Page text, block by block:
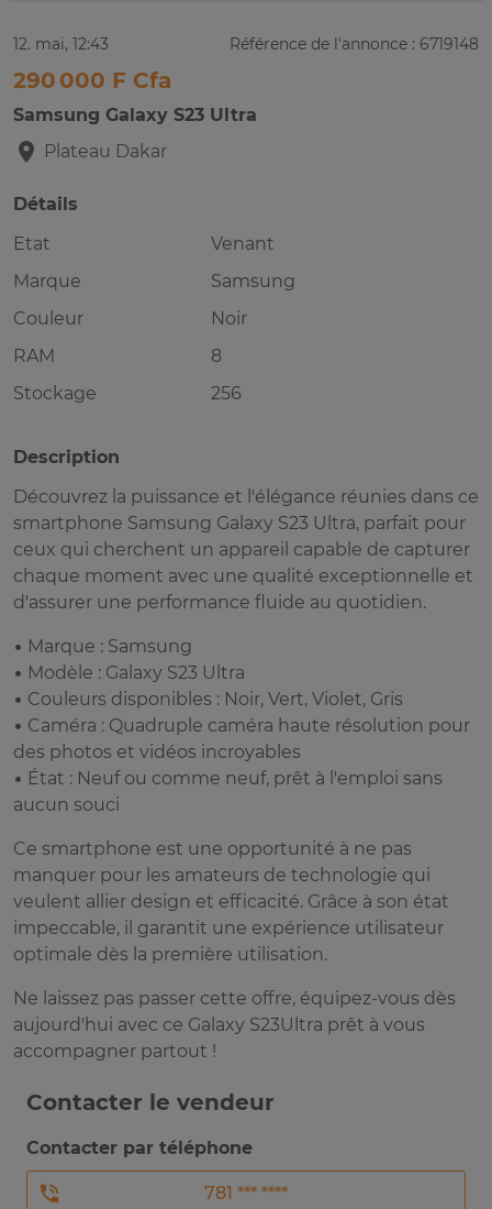
12. mai, 12:43 Référence de l'annonce : 6719148
290 000 F Cfa
Samsung Galaxy S23 Ultra
Plateau Dakar
Détails
Etat
Venant
Marque
Samsung
Couleur
Noir
RAM
8
Stockage
256
Description
Découvrez la puissance et l'élégance réunies dans ce
smartphone Samsung Galaxy S23 Ultra, parfait pour
ceux qui cherchent un appareil capable de capturer
chaque moment avec une qualité exceptionnelle et
d'assurer une performance fluide au quotidien.
• Marque : Samsung
• Modèle : Galaxy S23 Ultra
• Couleurs disponibles : Noir, Vert, Violet, Gris
• Caméra : Quadruple caméra haute résolution pour
des photos et vidéos incroyables
• État : Neuf ou comme neuf, prêt à l'emploi sans
aucun souci
Ce smartphone est une opportunité à ne pas
manquer pour les amateurs de technologie qui
veulent allier design et efficacité. Grâce à son état
impeccable, il garantit une expérience utilisateur
optimale dès la première utilisation.
Ne laissez pas passer cette offre, équipez-vous dès
aujourd'hui avec ce Galaxy S23Ultra prêt à vous
accompagner partout !
Contacter le vendeur
Contacter par téléphone
781 *** ****